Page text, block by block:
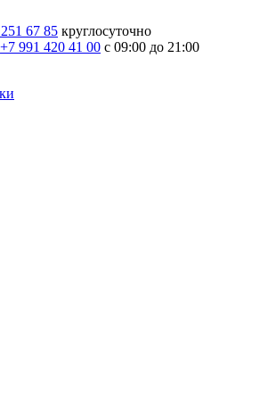
67 85 круглосуточно
+7 991 420 41 00 c 09:00 до 21:00